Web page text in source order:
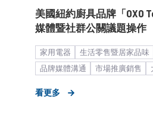
美國紐約廚具品牌「OXO
媒體暨社群公關議題操作
家用電器 生活零售暨居家品味
品牌媒體溝通
市場推廣銷售
數位行銷解決方案
看更多